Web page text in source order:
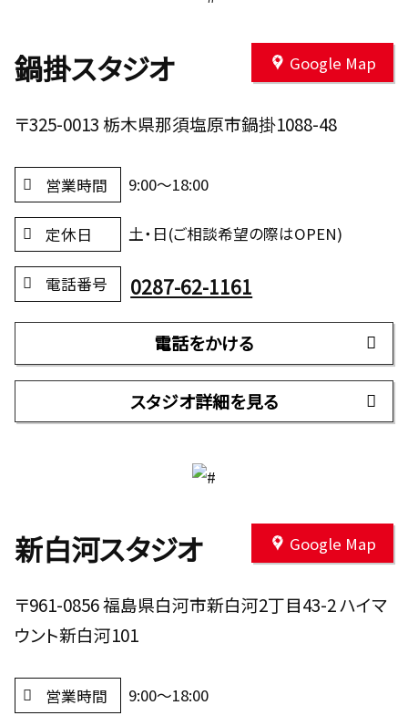
鍋掛スタジオ Google Map
〒325-0013 栃木県那須塩原市鍋掛1088-48
営業時間 9:00～18:00
定休日 土・日(ご相談希望の際はOPEN)
電話番号 0287-62-1161
電話をかける
スタジオ詳細を見る
新白河スタジオ Google Map
〒961-0856 福島県白河市新白河2丁目43-2 ハイマ
ウント新白河101
営業時間 9:00～18:00